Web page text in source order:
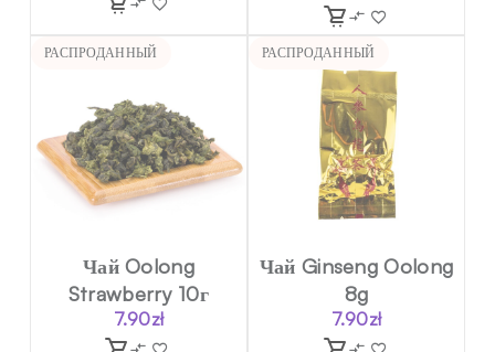
РАСПРОДАННЫЙ
Чай Oolong
Strawberry 10г
7.90zł
РАСПРОДАННЫЙ
Чай Ginseng Oolong
8g
7.90zł